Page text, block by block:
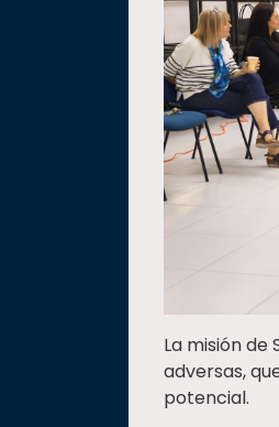
La misión
adversas,
potencial.